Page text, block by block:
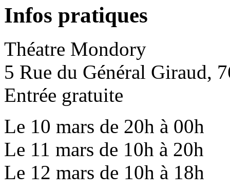
Infos pratiques
Théatre Mondory
5 Rue du Général Giraud,
Entrée gratuite
Le 10 mars de 20h à 00h
Le 11 mars de 10h à 20h
Le 12 mars de 10h à 18h